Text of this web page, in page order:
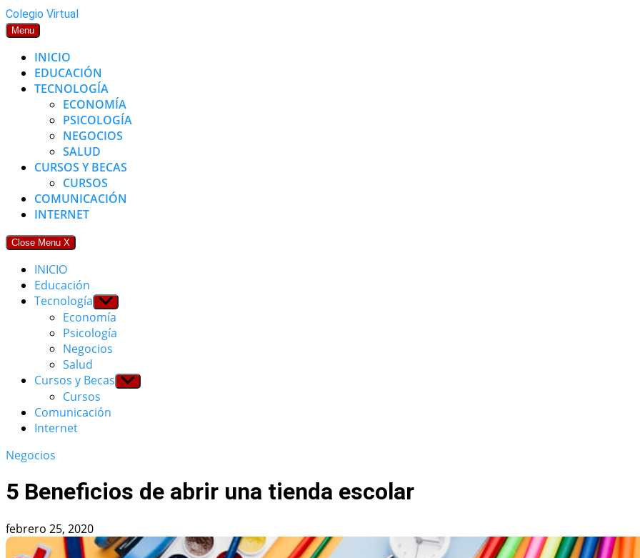
Skip
to
Colegio Virtual
Menu
INICIO
EDUCACIÓN
TECNOLOGÍA
ECONOMÍA
PSICOLOGÍA
NEGOCIOS
SALUD
CURSOS Y BECAS
CURSOS
COMUNICACIÓN
INTERNET
Close Menu X
INICIO
Educación
Tecnología Show
sub
menu
Economía
Psicología
Negocios
Salud
Cursos y Becas Show
sub
Cursos
Comunicación
Internet
Negocios
5 Beneficios de abrir una tienda escolar
febrero 25, 2020